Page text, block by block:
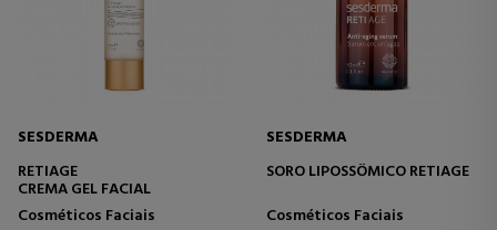
SESDERMA
RETIAGE
CREMA GEL FACIAL
Cosméticos Faciais
SESDERMA
SORO LIPOSSÔMICO RETIAGE
Cosméticos Faciais